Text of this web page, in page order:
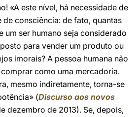
«A este nível, há necessidade de
consciência: de fato, quantas
um ser humano seja considerado
para vender um produto ou
imorais? A pessoa humana não
como uma mercadoria.
mesmo indiretamente, torna-se
(Discurso aos novos
dezembro de 2013). Se, depois,